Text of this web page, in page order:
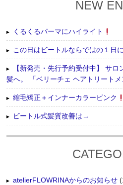
NEW
くるくるパーマにハイライト
この日はビートルならではの１日
【新発売・先行予約受付中】 サ
髪へ。 「ベリーチェ ヘアトリート
縮毛矯正＋インナーカラーピンク
ビートル式髪質改善は→
atelierFLOWRINAからのお知らせ